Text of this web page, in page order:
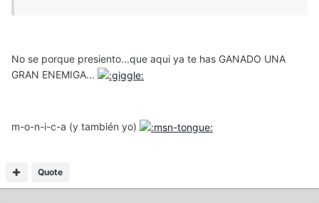
No se porque presiento...que aqui ya te has GANADO UNA
GRAN ENEMIGA...
m-o-n-i-c-a (y también yo)
Quote